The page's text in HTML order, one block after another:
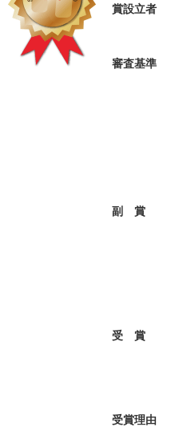
賞設立者
審査基準
副 賞
受 賞
受賞理由